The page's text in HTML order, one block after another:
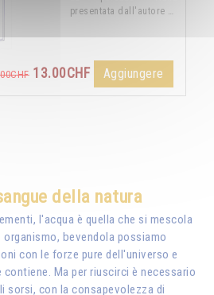
presentata dall'autore …
13.00CHF Aggiungere
della natura
l'acqua è quella che si mescola
bevendola possiamo
con le forze pure dell'universo e
Ma per riuscirci è necessario
sorsi, con la consapevolezza di